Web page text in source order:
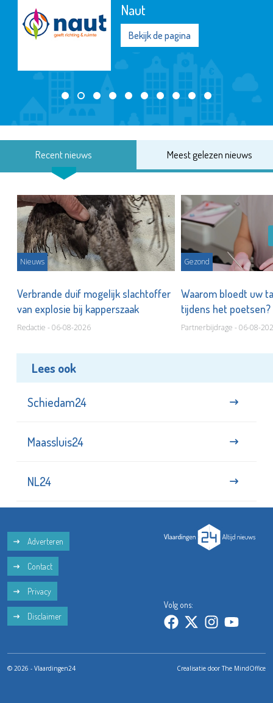
Naut
Bekijk de pagina
Recent nieuws Meest gelezen nieuws
Nieuws
Verbrande duif mogelijk slachtoffer
van explosie bij kapperszaak
Redactie - 06-08-2026
Gezond
Waarom bloedt uw
tijdens het poetsen?
Partnerbijdrage - 06-08-
Lees ook
Schiedam24
Maassluis24
NL24
Adverteren
Contact
Privacy
Disclaimer
Volg ons:
© 2026 - Vlaardingen24 Crealisatie doorThe MindOffice